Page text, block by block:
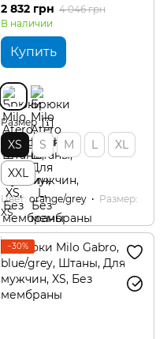
2 832 грн 4 046 грн
В наличии
Купить
Размер
XS S M L
XL
XXL
Цвет orange/grey
Размер
XS
−30%